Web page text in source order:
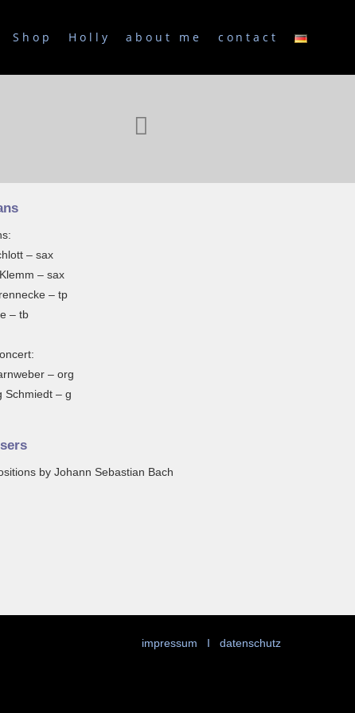
Shop Holly about me contact
– sax
– sax
– tp
– tb
– org
Schmiedt – g
by Johann Sebastian Bach
impressum I datenschutz